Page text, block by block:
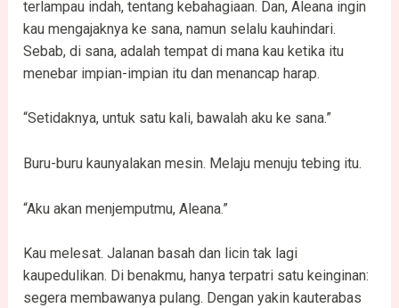
terlampau indah, tentang kebahagiaan. Dan, Aleana ingin
kau mengajaknya ke sana, namun selalu kauhindari.
Sebab, di sana, adalah tempat di mana kau ketika itu
menebar impian-impian itu dan menancap harap.
“Setidaknya, untuk satu kali, bawalah aku ke sana.”
Buru-buru kaunyalakan mesin. Melaju menuju tebing itu.
“Aku akan menjemputmu, Aleana.”
Kau melesat. Jalanan basah dan licin tak lagi
kaupedulikan. Di benakmu, hanya terpatri satu keinginan:
segera membawanya pulang. Dengan yakin kauterabas